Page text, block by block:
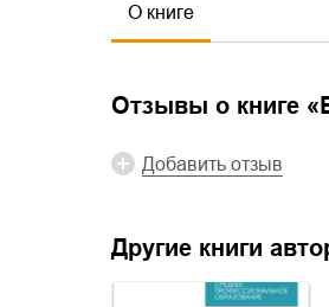
О книге
Отзывы о книге «
Добавить отзыв
Другие книги